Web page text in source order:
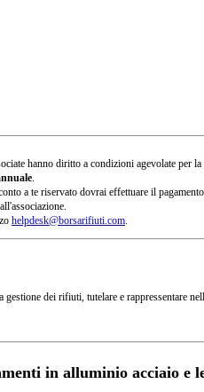
hanno diritto a condizioni agevolate per
.
a te riservato dovrai effettuare il
helpdesk@borsarifiuti.com.
gestione dei rifiuti, tutelare e
in alluminio acciaio e